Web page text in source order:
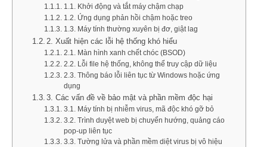
1.1. Khởi động và tắt máy chậm chạp
1.2. Ứng dụng phản hồi chậm hoặc treo
1.3. Máy tính thường xuyên bị đơ, giật lag
2. Xuất hiện các lỗi hệ thống khó hiểu
2.1. Màn hình xanh chết chóc (BSOD)
2.2. Lỗi file hệ thống, không thể truy cập dữ liệu
2.3. Thông báo lỗi liên tục từ Windows hoặc ứng
dụng
3. Các vấn đề về bảo mật và phần mềm độc hại
3.1. Máy tính bị nhiễm virus, mã độc khó gỡ bỏ
3.2. Trình duyệt web bị chuyển hướng, quảng cáo
pop-up liên tục
3.3. Tường lửa và phần mềm diệt virus bị vô hiệu